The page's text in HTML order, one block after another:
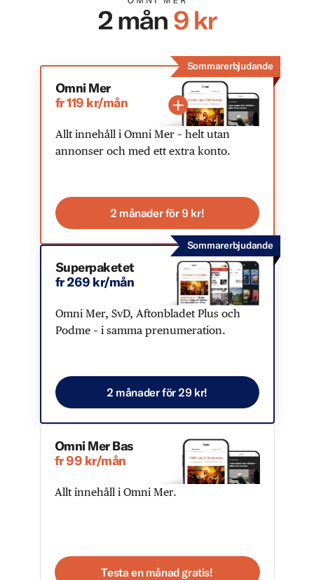
Sommarerbjudande
Omni Mer
fr 119 kr/mån
Allt innehåll i Omni Mer – helt utan
annonser och med ett extra konto.
2 månader för 9 kr!
Sommarerbjudande
Superpaketet
fr 269 kr/mån
Omni Mer, SvD, Aftonbladet Plus och
Podme – i samma prenumeration.
2 månader för 29 kr!
Omni Mer Bas
fr 99 kr/mån
Allt innehåll i Omni Mer.
Testa en månad gratis!